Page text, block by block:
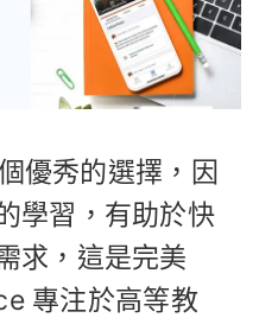
優秀的選擇，因
學習，有助於快
求，這是完美
專注於高等教